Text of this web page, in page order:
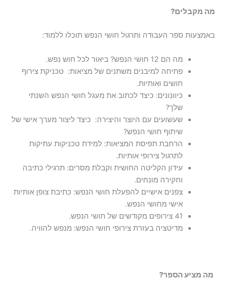
מה מקבלים?
באמצעות ספר העבודה ותרגול חושי הנפש תוכלו ללמוד:
מה הם 12 חושי הנפש? ביאור לכל חוש נפש.
פתיחה למיבנים משתנים של מציאות: טכניקת צירוף
חושים ואותיות.
כיוונונים: כיצד לכתוב את מעגל חושי הנפש השנתי
שלך?
שעשועים עם היוצר והיצירה: כיצד ליצור מערך אישי של
שיתוף חושי הנפש?
הרחבת תפיסת המציאות: למידת טכניקות עתיקות
לתרגול צירופי אותיות.
עידון הקליטה החושית וקבלת מסרים: תרגילי כתיבה
וחקירה מונחים.
צפנים אישיים להפעלת חושי הנפש: כתיבת צופן אותיות
אישי מחושי הנפש.
41 צירופים מקודשים של חושי הנפש.
מדיטציה בעזרת צירופי חושי הנפש: מנפש להוויה.
מה מציע הספר?